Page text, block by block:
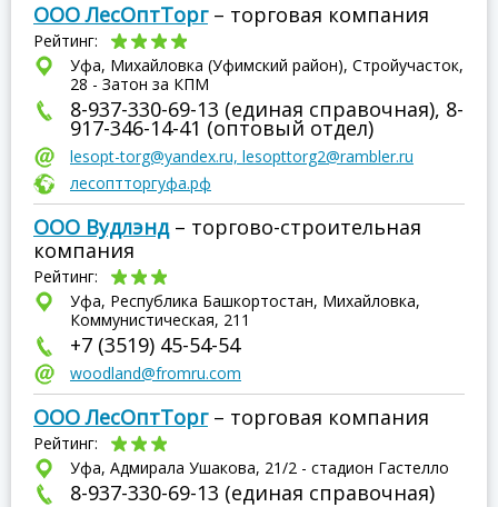
ООО ЛесОптТорг– торговая компания
Рейтинг:
Уфа, Михайловка (Уфимский район), Стройучасток,
28 - Затон за КПМ
8-937-330-69-13 (единая справочная), 8-
917-346-14-41 (оптовый отдел)
lesopt-torg@yandex.ru, lesopttorg2@rambler.ru
лесоптторгуфа.рф
ООО Вудлэнд– торгово-строительная
компания
Рейтинг:
Уфа, Республика Башкортостан, Михайловка,
Коммунистическая, 211
+7 (3519) 45-54-54
woodland@fromru.com
ООО ЛесОптТорг– торговая компания
Рейтинг:
Уфа, Адмирала Ушакова, 21/2 - стадион Гастелло
8-937-330-69-13 (единая справочная)